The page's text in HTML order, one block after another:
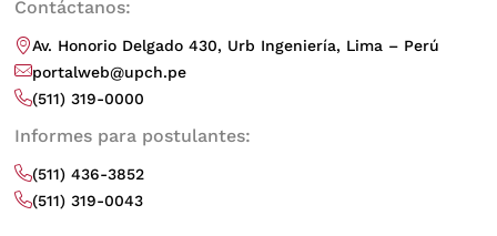
Contáctanos:
Av. Honorio Delgado 430, Urb Ingeniería, Lima – Perú
portalweb@upch.pe
(511) 319-0000
Informes para postulantes:
(511) 436-3852
(511) 319-0043